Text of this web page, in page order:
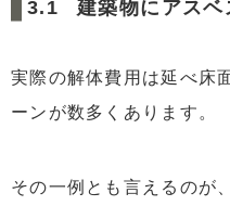
建築物にアス
実際の解体費用は延べ床
ーンが数多くあります。
その一例とも言えるのが